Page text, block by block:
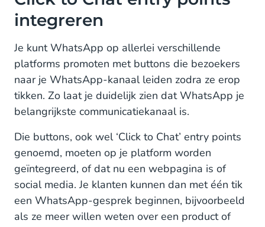
integreren
Je kunt WhatsApp op allerlei verschillende
platforms promoten met buttons die bezoekers
naar je WhatsApp-kanaal leiden zodra ze erop
tikken. Zo laat je duidelijk zien dat WhatsApp je
belangrijkste communicatiekanaal is.
Die buttons, ook wel ‘Click to Chat’ entry points
genoemd, moeten op je platform worden
geïntegreerd, of dat nu een webpagina is of
social media. Je klanten kunnen dan met één tik
een WhatsApp-gesprek beginnen, bijvoorbeeld
als ze meer willen weten over een product of